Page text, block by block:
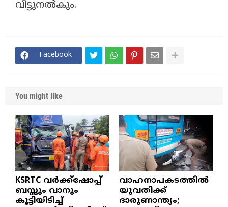
വിട്ടുനൽകും.
Facebook
You might like
KSRTC വർക്ക്ഷോപ്പ്
ബസ്സും വാനും
കൂട്ടിയിടിച്ച്
വാഹനാപകടത്തിൽ
യുവതിക്ക്
ദാരുണാന്ത്യം;